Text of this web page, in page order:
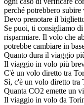
perché potrebbero subire
Devo prenotare il
Se puoi, ti consigliamo
risparmiare. Il volo che
potrebbe cambiare in
Quanto dura il viaggio
Il viaggio in volo più
C'è un volo diretto tra
Sì, c'è un volo diretto tra
Quanta CO2 emette un
Il viaggio in volo da